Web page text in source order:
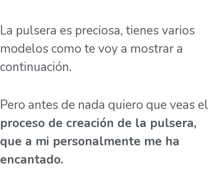
La pulsera es preciosa, tienes varios
modelos como te voy a mostrar a
continuación.
Pero antes de nada quiero que veas el
proceso de creación de la pulsera,
que a mi personalmente me ha
encantado.